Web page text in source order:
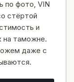
по фото, VIN
стёртой
и
на таможне.
даже с